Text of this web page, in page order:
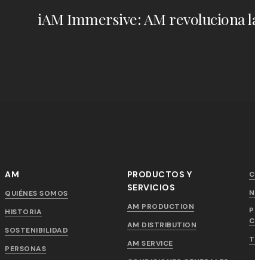
AM
QUIÉNES SOMOS
HISTORIA
SOSTENIBILIDAD
PERSONAS
PRODUCTOS Y
SERVICIOS
AM PRODUCTION
AM DISTRIBUTION
AM SERVICE